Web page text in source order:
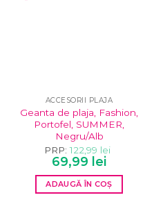
ACCESORII PLAJA
Geanta de plaja, Fashion,
Portofel, SUMMER,
Negru/Alb
PRP: 122,99 lei
Prețul
inițial
a
fost:
122,99 lei.
69,99 leiPrețul
curent
este:
69,99 lei.
ADAUGĂ ÎN COȘ